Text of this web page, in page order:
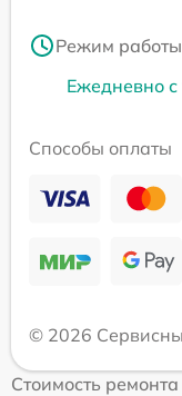
Режим
Ежедневно
Способы оплаты
© 2026
Стоимость ремонта